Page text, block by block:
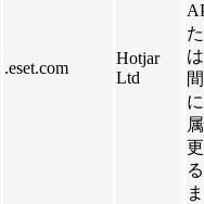
.eset.com
Hotjar
Ltd